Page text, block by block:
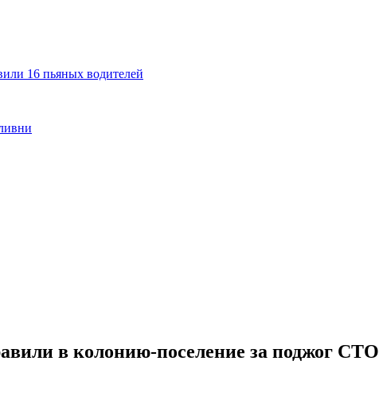
16 пьяных водителей
в колонию-поселение за поджог СТО